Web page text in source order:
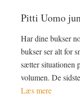
Pitti Uomo
Har dine bukser
bukser ser alt for
sætter situationen
volumen. De
Læs mere